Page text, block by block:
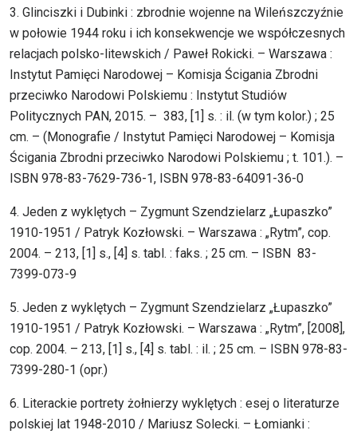
3. Glinciszki i Dubinki : zbrodnie wojenne na Wileńszczyźnie
w połowie 1944 roku i ich konsekwencje we współczesnych
relacjach polsko-litewskich / Paweł Rokicki. – Warszawa :
Instytut Pamięci Narodowej – Komisja Ścigania Zbrodni
przeciwko Narodowi Polskiemu : Instytut Studiów
Politycznych PAN, 2015. – 383, [1] s. : il. (w tym kolor.) ; 25
cm. – (Monografie / Instytut Pamięci Narodowej – Komisja
Ścigania Zbrodni przeciwko Narodowi Polskiemu ; t. 101.). –
ISBN 978-83-7629-736-1, ISBN 978-83-64091-36-0
4. Jeden z wyklętych – Zygmunt Szendzielarz „Łupaszko”
1910-1951 / Patryk Kozłowski. – Warszawa : „Rytm”, cop.
2004. – 213, [1] s., [4] s. tabl. : faks. ; 25 cm. – ISBN 83-
7399-073-9
5. Jeden z wyklętych – Zygmunt Szendzielarz „Łupaszko”
1910-1951 / Patryk Kozłowski. – Warszawa : „Rytm”, [2008],
cop. 2004. – 213, [1] s., [4] s. tabl. : il. ; 25 cm. – ISBN 978-83-
7399-280-1 (opr.)
6. Literackie portrety żołnierzy wyklętych : esej o literaturze
polskiej lat 1948-2010 / Mariusz Solecki. – Łomianki :